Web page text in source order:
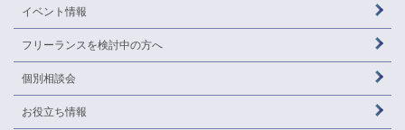
イベント情報
フリーランスを検討中の方へ
個別相談会
お役立ち情報